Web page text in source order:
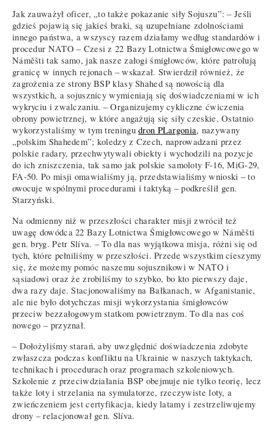
Jak zauważył oficer, „to także pokazanie siły Sojuszu”: – Jeśli
gdzieś pojawią się jakieś braki, są uzupełniane zdolnościami
innego państwa, a wszyscy razem działamy według standardów i
procedur NATO – Czesi z 22 Bazy Lotnictwa Śmigłowcowego w
Náměšti tak samo, jak nasze załogi śmigłowców, które patrolują
granicę w innych rejonach – wskazał. Stwierdził również, że
zagrożenia ze strony BSP klasy Shahed są nowością dla
wszystkich, a sojusznicy wymieniają się doświadczeniami w ich
wykryciu i zwalczaniu. – Organizujemy cykliczne ćwiczenia
obrony powietrznej, w które angażują się siły czeskie. Ostatnio
wykorzystaliśmy w tym treningudron PLargonia, nazywany
„polskim Shahedem”; koledzy z Czech, naprowadzani przez
polskie radary, przechwytywali obiekty i wychodzili na pozycje
do ich zniszczenia, tak samo jak polskie samoloty F-16, MiG-29,
FA-50. Po misji omawialiśmy ją, przedstawialiśmy wnioski – to
owocuje wspólnymi procedurami i taktyką – podkreślił gen.
Starzyński.
Na odmienny niż w przeszłości charakter misji zwrócił też
uwagę dowódca 22 Bazy Lotnictwa Śmigłowcowego w Náměšti
gen. bryg. Petr Slíva. – To dla nas wyjątkowa misja, różni się od
tych, które pełniliśmy w przeszłości. Przede wszystkim cieszymy
się, że możemy pomóc naszemu sojusznikowi w NATO i
sąsiadowi oraz że zrobiliśmy to szybko, bo kto pierwszy daje,
dwa razy daje. Stacjonowaliśmy na Bałkanach, w Afganistanie,
ale nie było dotychczas misji wykorzystania śmigłowców
przeciw bezzałogowym statkom powietrznym. To dla nas coś
nowego – przyznał.
– Dołożyliśmy starań, aby uwzględnić doświadczenia zdobyte
zwłaszcza podczas konfliktu na Ukrainie w naszych taktykach,
technikach i procedurach oraz programach szkoleniowych.
Szkolenie z przeciwdziałania BSP obejmuje nie tylko teorię, lecz
także loty i strzelania na symulatorze, rzeczywiste loty, a
zwieńczeniem jest certyfikacja, kiedy latamy i zestrzeliwujemy
drony – relacjonował gen. Slíva.